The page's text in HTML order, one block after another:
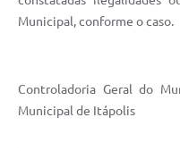
Municipal, conforme o caso.
Controladoria Geral do
Municipal de Itápolis